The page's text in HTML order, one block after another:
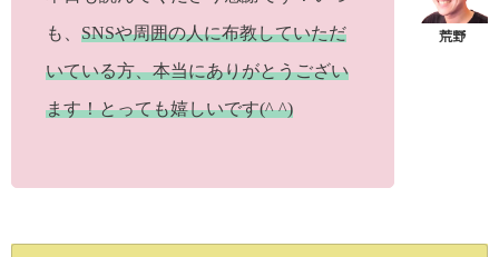
も、 SNSや周囲の人に布教していただ
いている方、本当にありがとうござい
ます！とっても嬉しいです(^ ^)